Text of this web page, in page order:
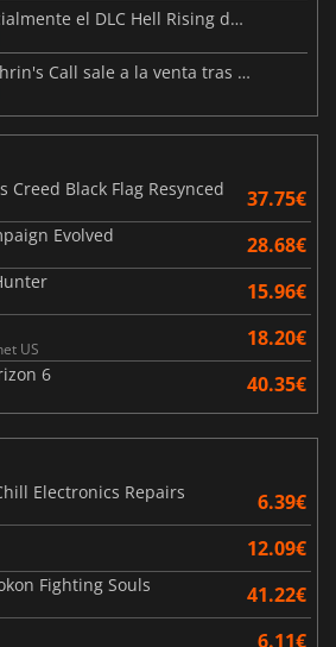
Se ha anunciado oficialmente el DLC Hell Rising de Nioh 3
Forsaken Realms: Vahrin's Call sale a la venta tras una década
Creed Black Flag Resynced
37.75€
Evolved 28.68€
15.96€
US 18.20€
6 40.35€
Electronics Repairs
6.39€
12.09€
Fighting Souls 41.22€
6.11€